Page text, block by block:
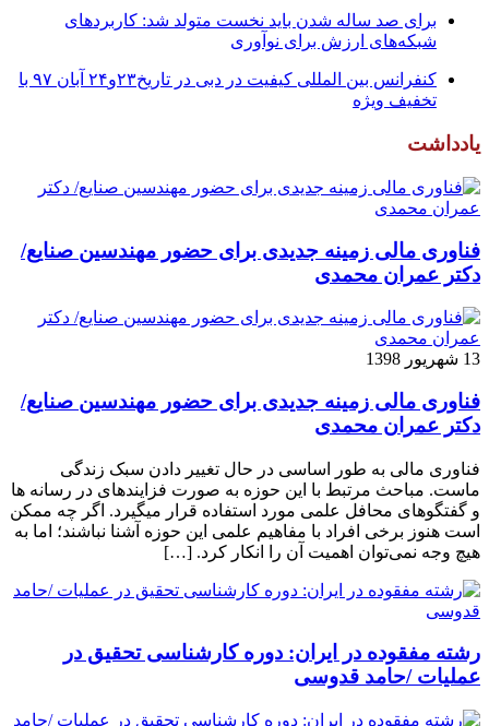
برای صد ساله شدن باید نخست متولد شد: کاربردهای
شبکه‌های ارزش برای نوآوری
کنفرانس بین المللی کیفیت در دبی در تاریخ۲۳و۲۴ آبان ۹۷ با
تخفیف ویژه
یادداشت
فناوری مالی زمینه جدیدی برای حضور مهندسین صنایع/
دکتر عمران محمدی
13 شهریور 1398
فناوری مالی زمینه جدیدی برای حضور مهندسین صنایع/
دکتر عمران محمدی
فناوری مالی به طور اساسی در حال تغییر دادن سبک زندگی
ماست. مباحث مرتبط با این حوزه به صورت فزاینده­ای در رسانه­ ها
و گفتگوهای محافل علمی مورد استفاده قرار می­گیرد. اگر چه ممکن
است هنوز برخی افراد با مفاهیم علمی این حوزه آشنا نباشند؛ اما به
هیچ وجه نمی‌توان اهمیت آن را انکار کرد. […]
رشته مفقوده در ایران: دوره کارشناسی تحقیق در
عملیات /حامد قدوسی